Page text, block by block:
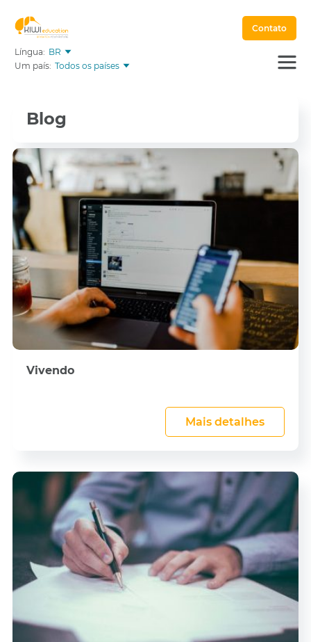
Língua: BR
Um país: Todos os países
Contato
Blog
Vivendo
Mais detalhes